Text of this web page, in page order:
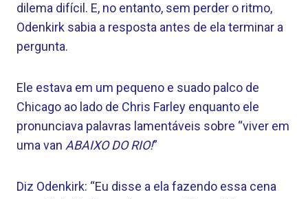
dilema difícil. E, no entanto, sem perder o ritmo,
Odenkirk sabia a resposta antes de ela terminar a
pergunta.
Ele estava em um pequeno e suado palco de
Chicago ao lado de Chris Farley enquanto ele
pronunciava palavras lamentáveis ​​sobre “viver em
uma van ABAIXO DO RIO!”
Diz Odenkirk: “Eu disse a ela fazendo essa cena